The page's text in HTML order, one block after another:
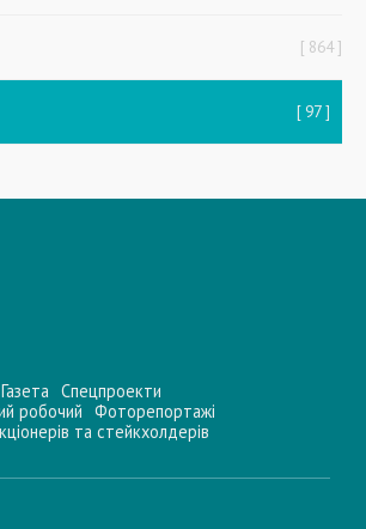
864
97
Газета Спецпроекти
робочий Фоторепортажі
та стейкхолдерiв